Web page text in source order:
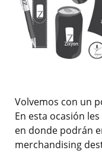
Volvemos con un
En esta ocasión
en donde podrán
merchandising